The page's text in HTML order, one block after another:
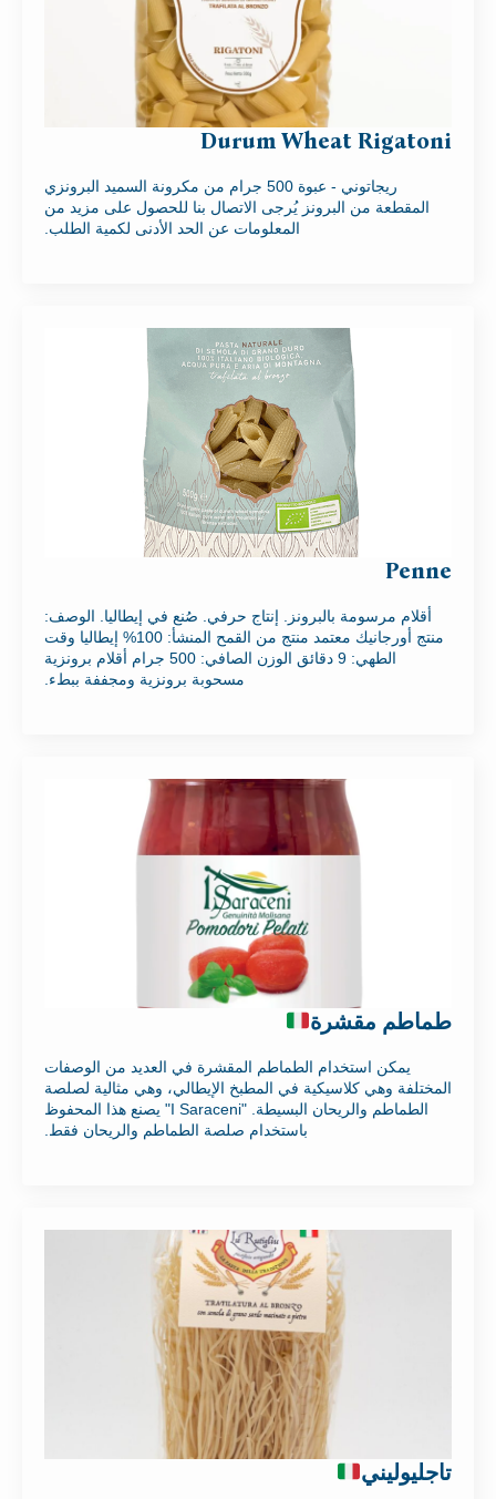
Durum Wheat Rigatoni
ريجاتوني - عبوة 500 جرام من مكرونة السميد البرونزي
المقطعة من البرونز يُرجى الاتصال بنا للحصول على مزيد من
المعلومات عن الحد الأدنى لكمية الطلب.
Penne
أقلام مرسومة بالبرونز. إنتاج حرفي. صُنع في إيطاليا. الوصف:
منتج أورجانيك معتمد منتج من القمح المنشأ: 100% إيطاليا وقت
الطهي: 9 دقائق الوزن الصافي: 500 جرام أقلام برونزية
مسحوبة برونزية ومجففة ببطء.
طماطم مقشرة
يمكن استخدام الطماطم المقشرة في العديد من الوصفات
المختلفة وهي كلاسيكية في المطبخ الإيطالي، وهي مثالية لصلصة
الطماطم والريحان البسيطة. "I Saraceni" يصنع هذا المحفوظ
باستخدام صلصة الطماطم والريحان فقط.
تاجليوليني